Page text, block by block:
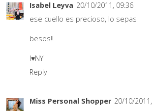
Isabel Leyva 20/10/2011, 09:36
ese cuello es precioso, lo sepas
besos!!
I♥NY
Reply
Miss Personal Shopper 20/10/